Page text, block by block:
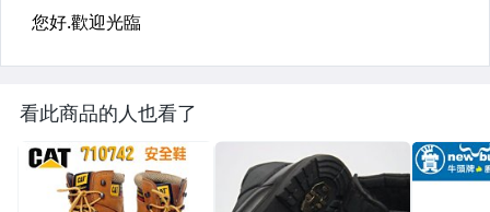
看此商品的人也看了